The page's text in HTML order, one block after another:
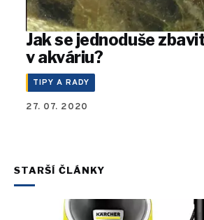
Jak se jednoduše
v akváriu?
TIPY A RADY
27. 07. 2020
STARŠÍ ČLÁNKY